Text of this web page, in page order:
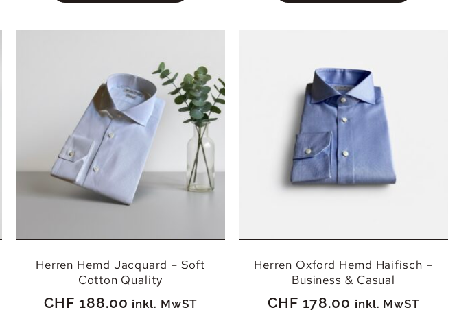
Herren Hemd Jacquard – Soft
Cotton Quality
CHF 188.00 inkl. MwST
Herren Oxford Hemd Haifisch –
Business & Casual
CHF 178.00 inkl. MwST